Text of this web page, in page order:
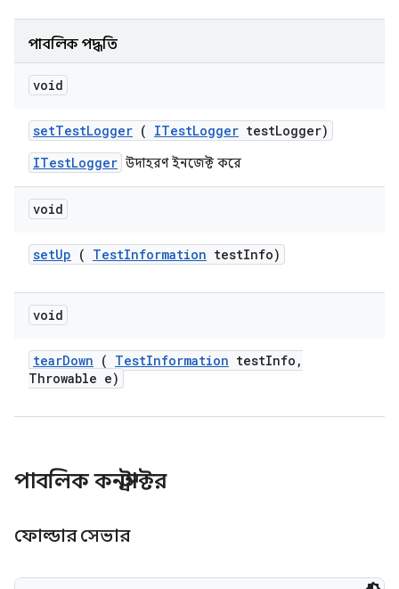
পাবলিক পদ্ধতি
void
setTestLogger ( ITestLogger testLogger)
ITestLogger উদাহরণ ইনজেক্ট করে
void
setUp ( TestInformation testInfo)
void
tearDown ( TestInformation testInfo ,
Throwable e)
পাবলিক কনস্ট্রাক্টর
ফোল্ডার সেভার